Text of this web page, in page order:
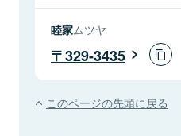
睦家ムツヤ
329-3435
このページの先頭に戻る